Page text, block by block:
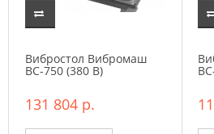
Вибростол Вибромаш
ВC-750 (380 В)
131 804 р.